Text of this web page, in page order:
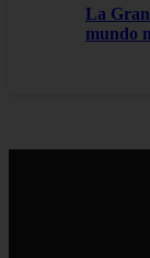
La
mundo